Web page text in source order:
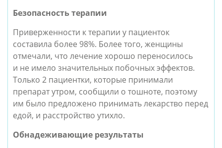
Безопасность терапии
Приверженности к терапии у пациенток
составила более 98%. Более того, женщины
отмечали, что лечение хорошо переносилось
и не имело значительных побочных эффектов.
Только 2 пациентки, которые принимали
препарат утром, сообщили о тошноте, поэтому
им было предложено принимать лекарство перед
едой, и расстройство утихло.
Обнадеживающие результаты